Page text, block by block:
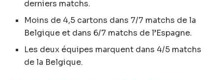
derniers matchs.
Moins de 4,5 cartons dans 7/7 matchs de la
Belgique et dans 6/7 matchs de l’Espagne.
Les deux équipes marquent dans 4/5 matchs
de la Belgique.